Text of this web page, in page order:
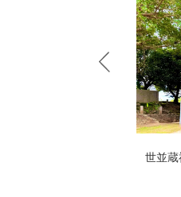
世並蔵神社（四並